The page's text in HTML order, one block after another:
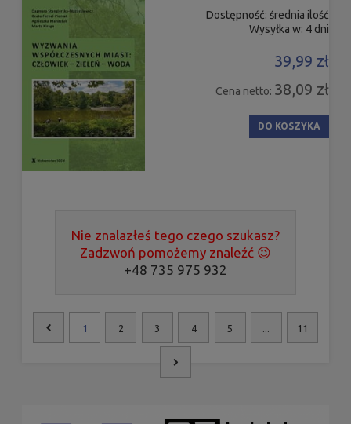
Dostępność: średnia ilość
Wysyłka w: 4 dni
39,99 zł
Cena netto: 38,09 zł
DO KOSZYKA
Nie znalazłeś tego czego szukasz?
Zadzwoń pomożemy znaleźć 😉
+48 735 975 932
1 2 3 4 5 11